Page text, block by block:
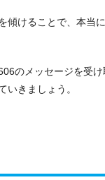
傾けることで、本当
のメッセージを受
いきましょう。